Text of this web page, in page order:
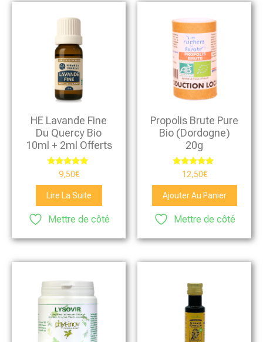
HE Lavande Fine
Du Quercy Bio
10ml + 2ml Offerts
Note
5.00
sur 5
9,50€
Lire La Suite
Mettre de côté
Propolis Brute Pure
Bio (Dordogne)
20g
Note
5.00
sur 5
12,50€
Ajouter Au Panier
Mettre de côté